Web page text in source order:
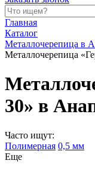
Поиск по каталогу
Главная
Каталог
Металлочерепица в
Металлочерепица
30» в
Часто ищут:
Полимерная 0,5 мм
Еще